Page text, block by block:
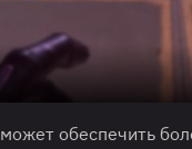
может обеспечить